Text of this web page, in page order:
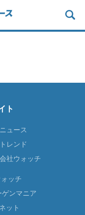
ト
ュース
レンド
社ウォッチ
ッチ
ンマニア
ット